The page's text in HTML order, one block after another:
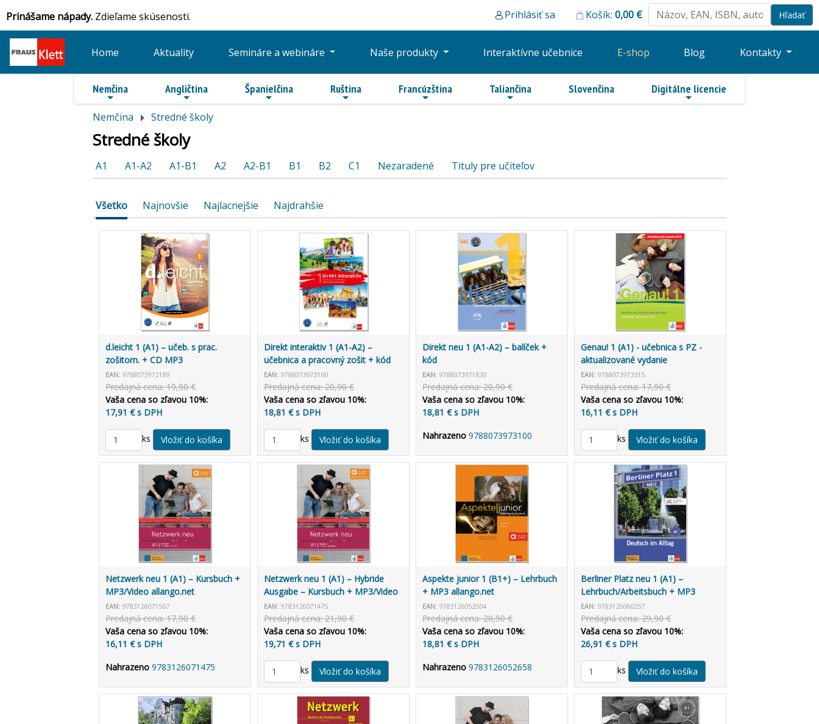
Prinášame nápady. Zdieľame skúsenosti. Prihlásiť sa Košík: 0,00 €
Home Aktuality Semináre a webináre Naše produkty Interaktívne učebnice E-shop Blog Kontakty
Nemčina Angličtina Španielčina Ruština Francúzština Taliančina Slovenčina Digitálne licencie
Nemčina Stredné školy
Stredné školy
A1 A1-A2 A1-B1 A2 A2-B1 B1 B2 C1 Nezaradené Tituly pre učiteľov
Všetko Najnovšie Najlacnejšie Najdrahšie
d.leicht 1 (A1) – učeb. s prac.
zošitom. + CD MP3
EAN: 9788073972189
Predajná cena: 19,90 €
Vaša cena so zľavou 10%:
17,91 € s DPH
ks
Direkt interaktiv 1 (A1-A2) –
učebnica a pracovný zošit + kód
EAN: 9788073973100
Predajná cena: 20,90 €
Vaša cena so zľavou 10%:
18,81 € s DPH
ks
Direkt neu 1 (A1-A2) – balíček +
kód
EAN: 9788073971830
Predajná cena: 20,90 €
Vaša cena so zľavou 10%:
18,81 € s DPH
Nahrazeno 9788073973100
Genau! 1 (A1) - učebnica s PZ -
aktualizované vydanie
EAN: 9788073973315
Predajná cena: 17,90 €
Vaša cena so zľavou 10%:
16,11 € s DPH
ks
Netzwerk neu 1 (A1) – Kursbuch +
MP3/Video allango.net
EAN: 9783126071567
Predajná cena: 17,90 €
Vaša cena so zľavou 10%:
16,11 € s DPH
Nahrazeno 9783126071475
Netzwerk neu 1 (A1) – Hybride
Ausgabe – Kursbuch + MP3/Video
allango.net + Lizenz (24 Monate)
EAN: 9783126071475
Predajná cena: 21,90 €
Vaša cena so zľavou 10%:
19,71 € s DPH
ks
Aspekte junior 1 (B1+) – Lehrbuch
+ MP3 allango.net
EAN: 9783126052504
Predajná cena: 20,90 €
Vaša cena so zľavou 10%:
18,81 € s DPH
Nahrazeno 9783126052658
Berliner Platz neu 1 (A1) –
Lehrbuch/Arbeitsbuch + MP3
allango.net
EAN: 9783126060257
Predajná cena: 29,90 €
Vaša cena so zľavou 10%:
26,91 € s DPH
ks